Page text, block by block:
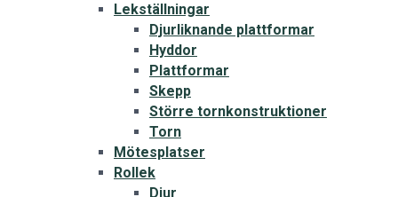
Lekställningar
Djurliknande plattformar
Hyddor
Plattformar
Skepp
Större tornkonstruktioner
Torn
Mötesplatser
Rollek
Djur